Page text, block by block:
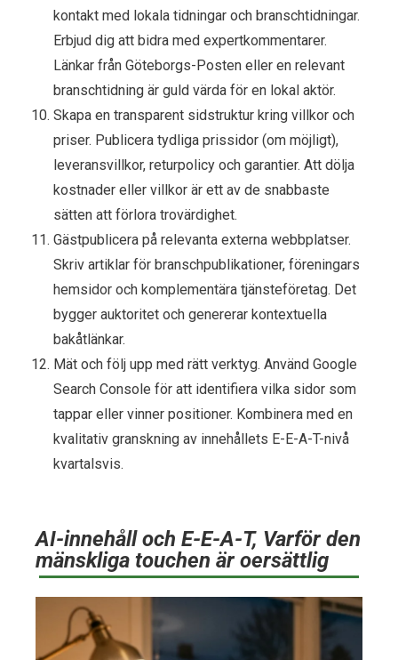
kontakt med lokala tidningar och branschtidningar.
Erbjud dig att bidra med expertkommentarer.
Länkar från Göteborgs-Posten eller en relevant
branschtidning är guld värda för en lokal aktör.
Skapa en transparent sidstruktur kring villkor och
priser. Publicera tydliga prissidor (om möjligt),
leveransvillkor, returpolicy och garantier. Att dölja
kostnader eller villkor är ett av de snabbaste
sätten att förlora trovärdighet.
Gästpublicera på relevanta externa webbplatser.
Skriv artiklar för branschpublikationer, föreningars
hemsidor och komplementära tjänsteföretag. Det
bygger auktoritet och genererar kontextuella
bakåtlänkar.
Mät och följ upp med rätt verktyg. Använd Google
Search Console för att identifiera vilka sidor som
tappar eller vinner positioner. Kombinera med en
kvalitativ granskning av innehållets E-E-A-T-nivå
kvartalsvis.
AI-innehåll och E-E-A-T, Varför den
mänskliga touchen är oersättlig